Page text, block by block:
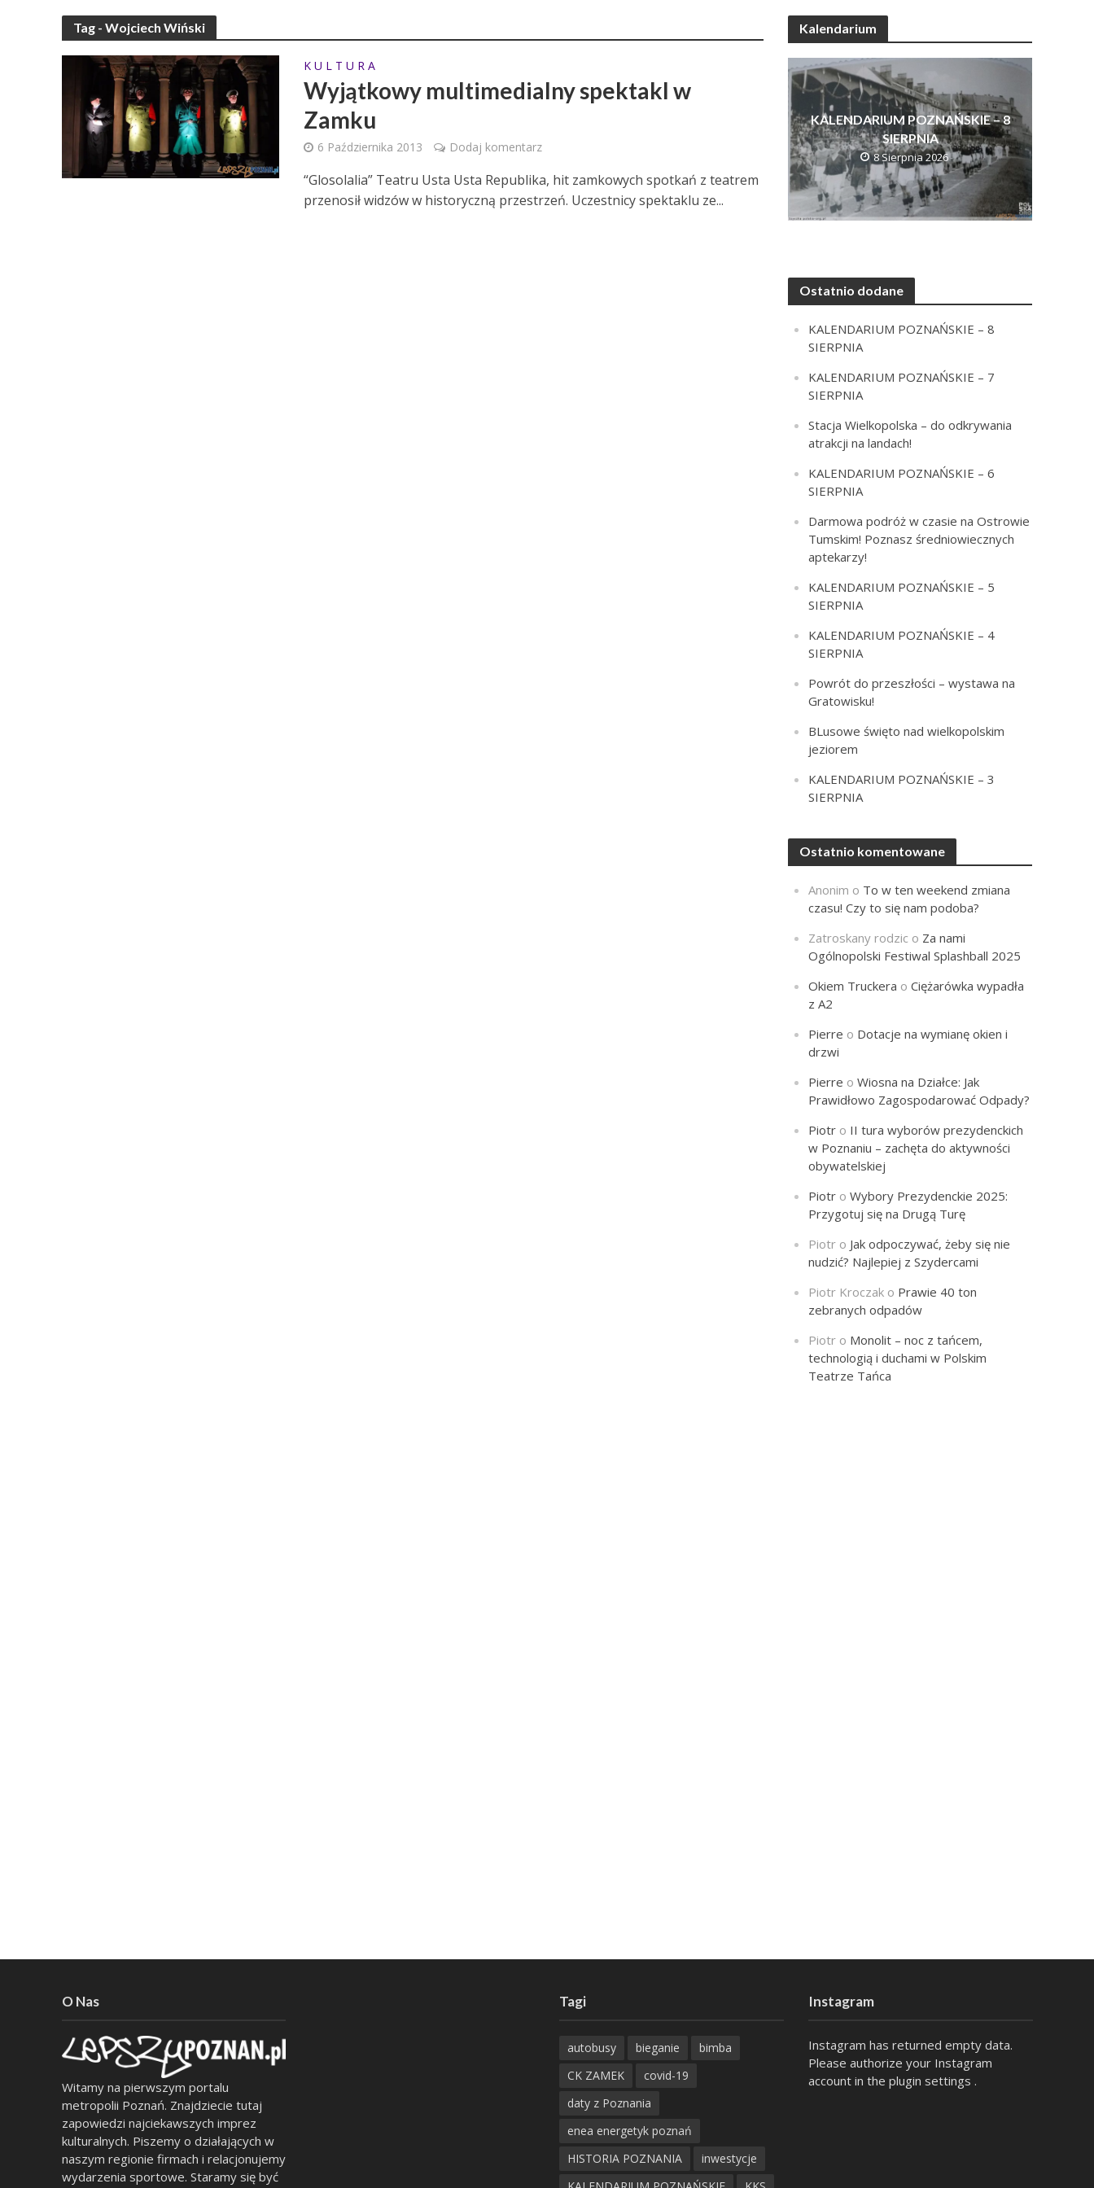
Tag - Wojciech Wiński
K U L T U R A
Wyjątkowy multimedialny spektakl w
Zamku
6 Października 2013 Dodaj komentarz
“Glosolalia” Teatru Usta Usta Republika, hit zamkowych spotkań z teatrem
przenosił widzów w historyczną przestrzeń. Uczestnicy spektaklu ze...
Kalendarium
KALENDARIUM POZNAŃSKIE – 8
SIERPNIA
8 Sierpnia 2026
Ostatnio dodane
KALENDARIUM POZNAŃSKIE – 8
SIERPNIA
KALENDARIUM POZNAŃSKIE – 7
SIERPNIA
Stacja Wielkopolska – do odkrywania
atrakcji na landach!
KALENDARIUM POZNAŃSKIE – 6
SIERPNIA
Darmowa podróż w czasie na Ostrowie
Tumskim! Poznasz średniowiecznych
aptekarzy!
KALENDARIUM POZNAŃSKIE – 5
SIERPNIA
KALENDARIUM POZNAŃSKIE – 4
SIERPNIA
Powrót do przeszłości – wystawa na
Gratowisku!
BLusowe święto nad wielkopolskim
jeziorem
KALENDARIUM POZNAŃSKIE – 3
SIERPNIA
Ostatnio komentowane
Anonim o To w ten weekend zmiana
czasu! Czy to się nam podoba?
Zatroskany rodzic o Za nami
Ogólnopolski Festiwal Splashball 2025
Okiem Truckera oCiężarówka wypadła
z A2
Pierre o Dotacje na wymianę okien i
drzwi
Pierre oWiosna na Działce: Jak
Prawidłowo Zagospodarować Odpady?
Piotr o II tura wyborów prezydenckich
w Poznaniu – zachęta do aktywności
obywatelskiej
Piotr oWybory Prezydenckie 2025:
Przygotuj się na Drugą Turę
Piotr o Jak odpoczywać, żeby się nie
nudzić? Najlepiej z Szydercami
Piotr Kroczak o Prawie 40 ton
zebranych odpadów
Piotr o Monolit – noc z tańcem,
technologią i duchami w Polskim
Teatrze Tańca
O Nas
Witamy na pierwszym portalu
metropolii Poznań. Znajdziecie tutaj
zapowiedzi najciekawszych imprez
kulturalnych. Piszemy o działających w
naszym regionie firmach i relacjonujemy
wydarzenia sportowe. Staramy się być
Tagi
autobusy bieganie
bimba
CK ZAMEK
covid-19
daty z Poznania
enea energetyk poznań
HISTORIA POZNANIA
inwestycje
Instagram
Instagram has returned empty data.
Please authorize your Instagram
account in the plugin settings .